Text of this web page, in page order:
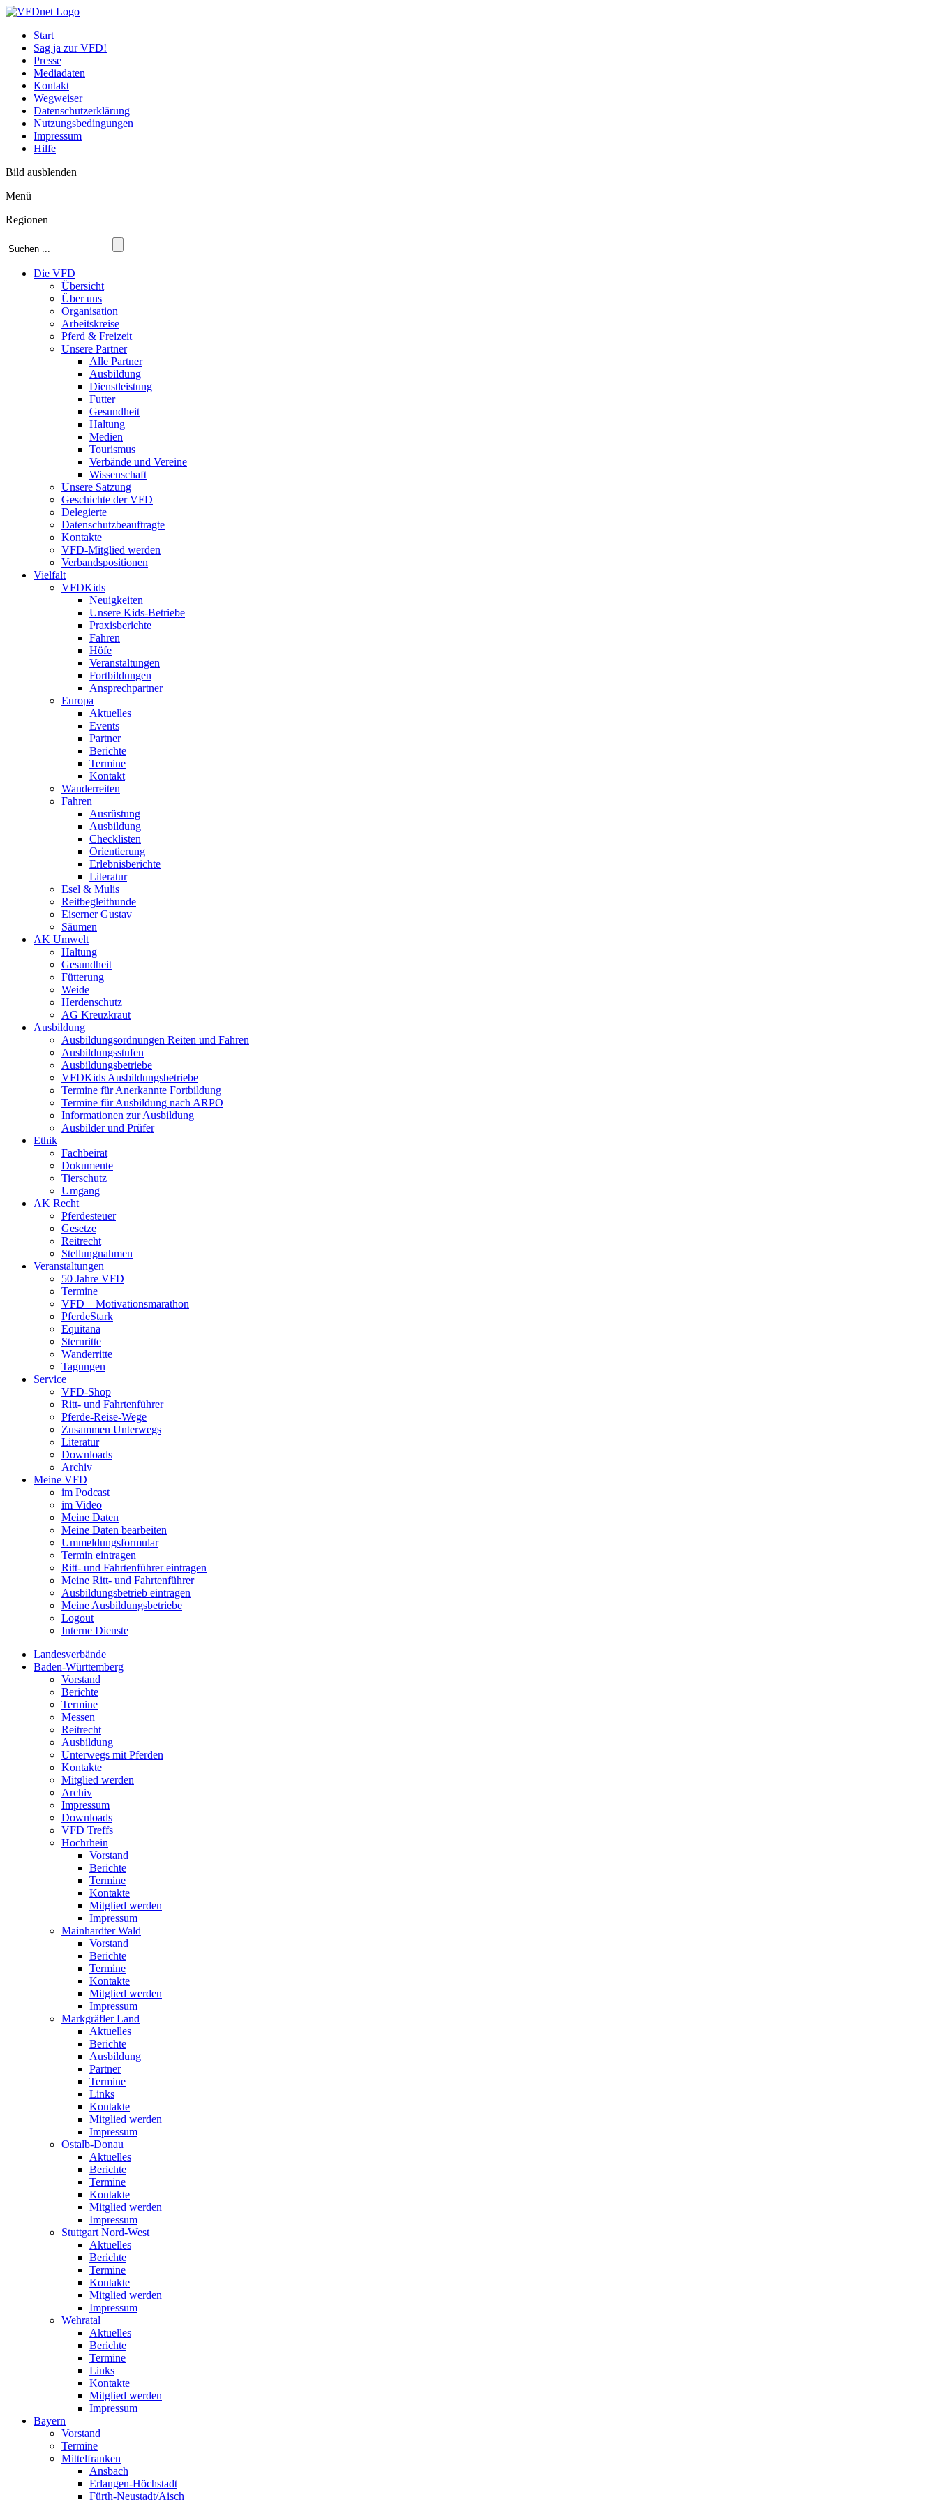
Start
Sag ja zur VFD!
Presse
Mediadaten
Kontakt
Wegweiser
Datenschutzerklärung
Nutzungsbedingungen
Impressum
Hilfe
Bild ausblenden
Menü
Regionen
Die VFD
Übersicht
Über uns
Organisation
Arbeitskreise
Pferd & Freizeit
Unsere Partner
Alle Partner
Ausbildung
Dienstleistung
Futter
Gesundheit
Haltung
Medien
Tourismus
Verbände und Vereine
Wissenschaft
Unsere Satzung
Geschichte der VFD
Delegierte
Datenschutzbeauftragte
Kontakte
VFD-Mitglied werden
Verbandspositionen
Vielfalt
VFDKids
Neuigkeiten
Unsere Kids-Betriebe
Praxisberichte
Fahren
Höfe
Veranstaltungen
Fortbildungen
Ansprechpartner
Europa
Aktuelles
Events
Partner
Berichte
Termine
Kontakt
Wanderreiten
Fahren
Ausrüstung
Ausbildung
Checklisten
Orientierung
Erlebnisberichte
Literatur
Esel & Mulis
Reitbegleithunde
Eiserner Gustav
Säumen
AK Umwelt
Haltung
Gesundheit
Fütterung
Weide
Herdenschutz
AG Kreuzkraut
Ausbildung
Ausbildungsordnungen Reiten und Fahren
Ausbildungsstufen
Ausbildungsbetriebe
VFDKids Ausbildungsbetriebe
Termine für Anerkannte Fortbildung
Termine für Ausbildung nach ARPO
Informationen zur Ausbildung
Ausbilder und Prüfer
Ethik
Fachbeirat
Dokumente
Tierschutz
Umgang
AK Recht
Pferdesteuer
Gesetze
Reitrecht
Stellungnahmen
Veranstaltungen
50 Jahre VFD
Termine
VFD – Motivationsmarathon
PferdeStark
Equitana
Sternritte
Wanderritte
Tagungen
Service
VFD-Shop
Ritt- und Fahrtenführer
Pferde-Reise-Wege
Zusammen Unterwegs
Literatur
Downloads
Archiv
Meine VFD
im Podcast
im Video
Meine Daten
Meine Daten bearbeiten
Ummeldungsformular
Termin eintragen
Ritt- und Fahrtenführer eintragen
Meine Ritt- und Fahrtenführer
Ausbildungsbetrieb eintragen
Meine Ausbildungsbetriebe
Logout
Interne Dienste
Landesverbände
Baden-Württemberg
Vorstand
Berichte
Termine
Messen
Reitrecht
Ausbildung
Unterwegs mit Pferden
Kontakte
Mitglied werden
Archiv
Impressum
Downloads
VFD Treffs
Hochrhein
Vorstand
Berichte
Termine
Kontakte
Mitglied werden
Impressum
Mainhardter Wald
Vorstand
Berichte
Termine
Kontakte
Mitglied werden
Impressum
Markgräfler Land
Aktuelles
Berichte
Ausbildung
Partner
Termine
Links
Kontakte
Mitglied werden
Impressum
Ostalb-Donau
Aktuelles
Berichte
Termine
Kontakte
Mitglied werden
Impressum
Stuttgart Nord-West
Aktuelles
Berichte
Termine
Kontakte
Mitglied werden
Impressum
Wehratal
Aktuelles
Berichte
Termine
Links
Kontakte
Mitglied werden
Impressum
Bayern
Vorstand
Termine
Mittelfranken
Ansbach
Erlangen-Höchstadt
Fürth-Neustadt/Aisch